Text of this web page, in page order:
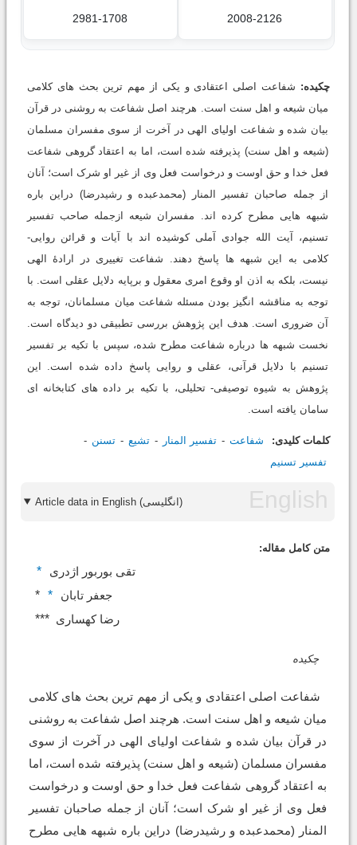
2008-2126
2981-1708
چکیده: شفاعت اصلی اعتقادی و یکی از مهم ترین بحث های کلامی
میان شیعه و اهل سنت است. هرچند اصل شفاعت به روشنی در قرآن
بیان شده و شفاعت اولیای الهی در آخرت از سوی مفسران مسلمان
(شیعه و اهل سنت) پذیرفته شده است، اما به اعتقاد گروهی شفاعت
فعل خدا و حق اوست و درخواست فعل وی از غیر او شرک است؛ آنان
از جمله صاحبان تفسیر المنار (محمدعبده و رشیدرضا) دراین باره
شبهه هایی مطرح کرده اند. مفسران شیعه ازجمله صاحب تفسیر
تسنیم، آیت الله جوادی آملی کوشیده اند با آیات و قرائن روایی-
کلامی به این شبهه ها پاسخ دهند. شفاعت تغییری در ارادۀ الهی
نیست، بلکه به اذن او وقوع امری معقول و برپایه دلایل عقلی است. با
توجه به مناقشه انگیز بودن مسئله شفاعت میان مسلمانان، توجه به
آن ضروری است. هدف این پژوهش بررسی تطبیقی دو دیدگاه است.
نخست شبهه ها درباره شفاعت مطرح شده، سپس با تکیه بر تفسیر
تسنیم با دلایل قرآنی، عقلی و روایی پاسخ داده شده است. این
پژوهش به شیوه توصیفی- تحلیلی، با تکیه بر داده های کتابخانه ای
سامان یافته است.
کلمات کلیدی: شفاعت تفسیر المنار تشیع
تسنن
تفسیر تسنیم
Article data in English (انگلیسی)
متن کامل مقاله:
تقی بوربور اژدری *
جعفر تابان *
*
رضا کهساری ***
چکیده
شفاعت اصلی اعتقادی و یکی از مهم ترین بحث های کلامی
میان شیعه و اهل سنت است. هرچند اصل شفاعت به روشنی
در قرآن بیان شده و شفاعت اولیای الهی در آخرت از سوی
مفسران مسلمان (شیعه و اهل سنت) پذیرفته شده است، اما
به اعتقاد گروهی شفاعت فعل خدا و حق اوست و درخواست
فعل وی از غیر او شرک است؛ آنان از جمله صاحبان تفسیر
المنار (محمدعبده و رشیدرضا) دراین باره شبهه هایی مطرح